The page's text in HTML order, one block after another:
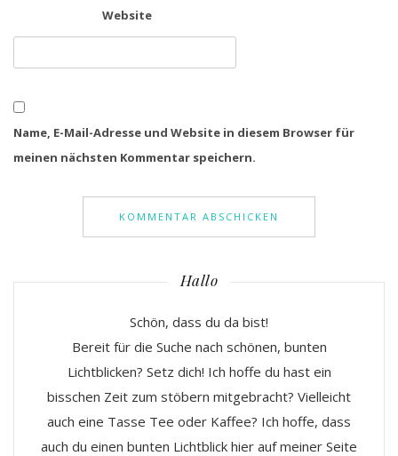
Website
Name, E-Mail-Adresse und Website in diesem Browser für
meinen nächsten Kommentar speichern.
Hallo
Schön, dass du da bist!
Bereit für die Suche nach schönen, bunten
Lichtblicken? Setz dich! Ich hoffe du hast ein
bisschen Zeit zum stöbern mitgebracht? Vielleicht
auch eine Tasse Tee oder Kaffee? Ich hoffe, dass
auch du einen bunten Lichtblick hier auf meiner Seite